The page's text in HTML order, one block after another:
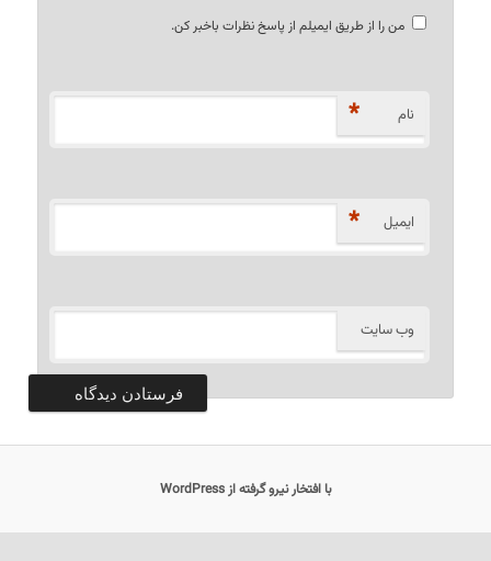
من را از طریق ایمیلم از پاسخ نظرات باخبر کن.
نام *
ایمیل *
وب‌ سایت
با افتخار نیرو گرفته از WordPress